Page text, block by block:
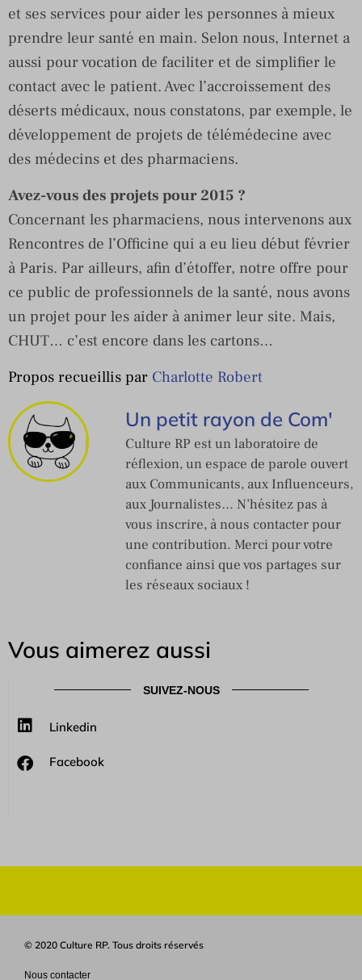
et ses services pour aider les personnes à mieux
prendre leur santé en main. Selon nous, Internet a
aussi pour vocation de faciliter et de simplifier le
contact avec le patient. Avec l’accroissement des
déserts médicaux, nous constatons, par exemple, le
développement de projets de télémédecine avec
des médecins et des pharmaciens.
Avez-vous des projets pour 2015 ?
Concernant les pharmaciens, nous intervenons aux
Rencontres de l’Officine qui a eu lieu début février
à Paris. Par ailleurs, afin d’étoffer, notre offre pour
ce public de professionnels de la santé, nous avons
un projet pour les aider à animer leur site. Mais,
CHUT… c’est encore dans les cartons…
Propos recueillis par Charlotte Robert
Un petit rayon de Com'
Culture RP est un laboratoire de
réflexion, un espace de parole ouvert
aux Communicants, aux Influenceurs,
aux Journalistes… N’hésitez pas à
vous inscrire, à nous contacter pour
une contribution. Merci pour votre
confiance ainsi que vos partages sur
les réseaux sociaux !
Vous aimerez aussi
SUIVEZ-NOUS
Linkedin
Facebook
© 2020 Culture RP. Tous droits réservés
Nous contacter